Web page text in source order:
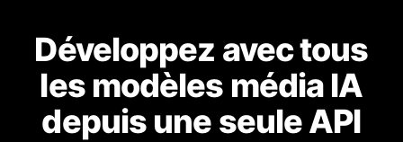
Développez avec tous
les modèles média IA
depuis une seule API